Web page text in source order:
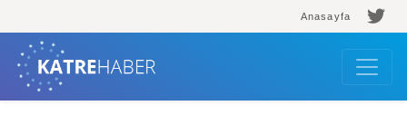
Anasayfa